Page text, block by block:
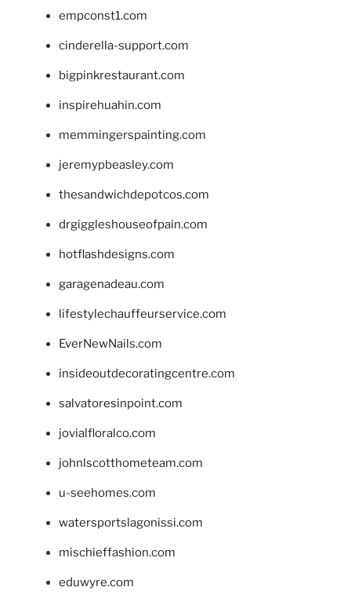
empconst1.com
cinderella-support.com
bigpinkrestaurant.com
inspirehuahin.com
memmingerspainting.com
jeremypbeasley.com
thesandwichdepotcos.com
drgiggleshouseofpain.com
hotflashdesigns.com
garagenadeau.com
lifestylechauffeurservice.com
EverNewNails.com
insideoutdecoratingcentre.com
salvatoresinpoint.com
jovialfloralco.com
johnlscotthometeam.com
u-seehomes.com
watersportslagonissi.com
mischieffashion.com
eduwyre.com